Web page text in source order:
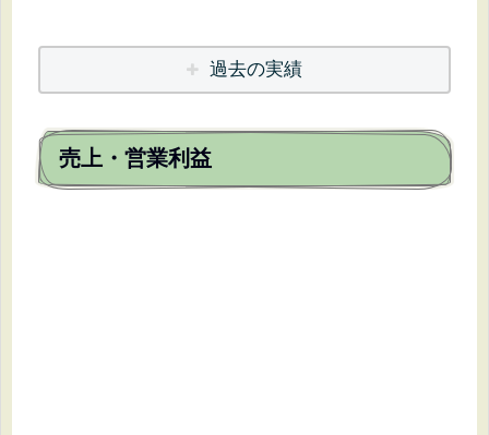
過去の実績
売上・営業利益